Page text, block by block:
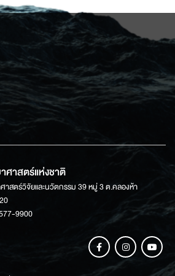
าสตร์แห่งชาติ
สตร์วิจัยและนวัตกรรม 39 หมู่ 3 ต.คลองห้า
9900